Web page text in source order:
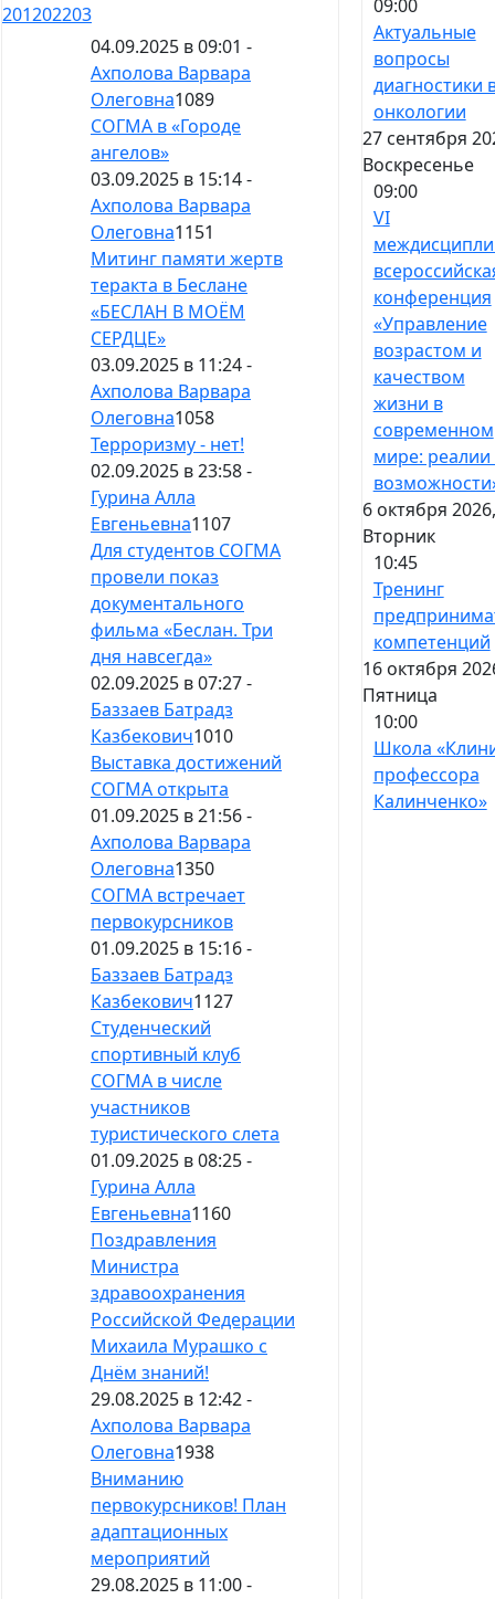
201202203
04.09.2025 в 09:01 -
Ахполова Варвара
Олеговна1089
СОГМА в «Городе
ангелов»
03.09.2025 в 15:14 -
Ахполова Варвара
Олеговна1151
Митинг памяти жертв
теракта в Беслане
«БЕСЛАН В МОЁМ
СЕРДЦЕ»
03.09.2025 в 11:24 -
Ахполова Варвара
Олеговна1058
Терроризму - нет!
02.09.2025 в 23:58 -
Гурина Алла
Евгеньевна1107
Для студентов СОГМА
провели показ
документального
фильма «Беслан. Три
дня навсегда»
02.09.2025 в 07:27 -
Баззаев Батрадз
Казбекович1010
Выставка достижений
СОГМА открыта
01.09.2025 в 21:56 -
Ахполова Варвара
Олеговна1350
СОГМА встречает
первокурсников
01.09.2025 в 15:16 -
Баззаев Батрадз
Казбекович1127
Студенческий
спортивный клуб
СОГМА в числе
участников
туристического слета
01.09.2025 в 08:25 -
Гурина Алла
Евгеньевна1160
Поздравления
Министра
здравоохранения
Российской Федерации
Михаила Мурашко с
Днём знаний!
29.08.2025 в 12:42 -
Ахполова Варвара
Олеговна1938
Вниманию
первокурсников! План
адаптационных
мероприятий
29.08.2025 в 11:00 -
09:00
Актуальные
вопросы
диагностики
онкологии
27 сентября
Воскресенье
09:00
VI
конференция
«Управление
возрастом и
качеством
жизни в
современном
мире: реалии
6 октября 2026,
Вторник
10:45
Тренинг
компетенций
16 октября
Пятница
10:00
Школа
профессора
Калинченко»